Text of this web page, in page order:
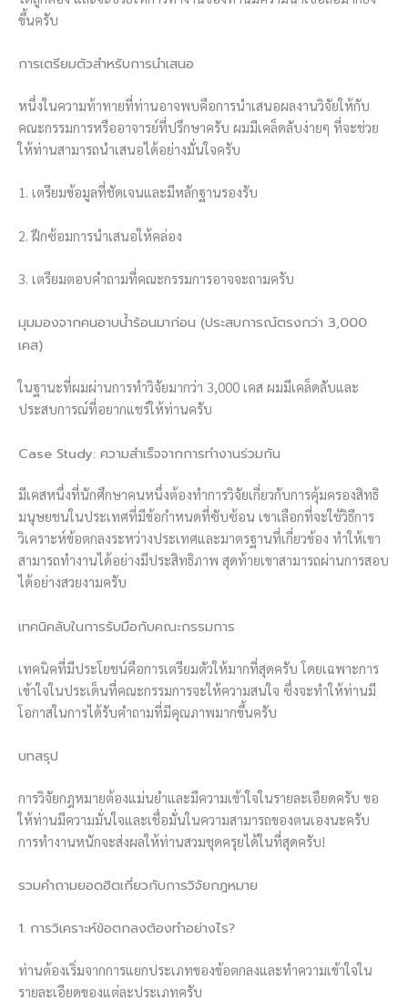
ขึ้นครับ
การเตรียมตัวสำหรับการนำเสนอ
หนึ่งในความท้าทายที่ท่านอาจพบคือการนำเสนอผลงานวิจัยให้กับ
คณะกรรมการหรืออาจารย์ที่ปรึกษาครับ ผมมีเคล็ดลับง่ายๆ ที่จะช่วย
ให้ท่านสามารถนำเสนอได้อย่างมั่นใจครับ
1. เตรียมข้อมูลที่ชัดเจนและมีหลักฐานรองรับ
2. ฝึกซ้อมการนำเสนอให้คล่อง
3. เตรียมตอบคำถามที่คณะกรรมการอาจจะถามครับ
มุมมองจากคนอาบน้ำร้อนมาก่อน (ประสบการณ์ตรงกว่า 3,000
เคส)
ในฐานะที่ผมผ่านการทำวิจัยมากว่า 3,000 เคส ผมมีเคล็ดลับและ
ประสบการณ์ที่อยากแชร์ให้ท่านครับ
Case Study: ความสำเร็จจากการทำงานร่วมกัน
มีเคสหนึ่งที่นักศึกษาคนหนึ่งต้องทำการวิจัยเกี่ยวกับการคุ้มครองสิทธิ
มนุษยชนในประเทศที่มีข้อกำหนดที่ซับซ้อน เขาเลือกที่จะใช้วิธีการ
วิเคราะห์ข้อตกลงระหว่างประเทศและมาตรฐานที่เกี่ยวข้อง ทำให้เขา
สามารถทำงานได้อย่างมีประสิทธิภาพ สุดท้ายเขาสามารถผ่านการสอบ
ได้อย่างสวยงามครับ
เทคนิคลับในการรับมือกับคณะกรรมการ
เทคนิคที่มีประโยชน์คือการเตรียมตัวให้มากที่สุดครับ โดยเฉพาะการ
เข้าใจในประเด็นที่คณะกรรมการจะให้ความสนใจ ซึ่งจะทำให้ท่านมี
โอกาสในการได้รับคำถามที่มีคุณภาพมากขึ้นครับ
บทสรุป
การวิจัยกฎหมายต้องแม่นยำและมีความเข้าใจในรายละเอียดครับ ขอ
ให้ท่านมีความมั่นใจและเชื่อมั่นในความสามารถของตนเองนะครับ
การทำงานหนักจะส่งผลให้ท่านสวมชุดครุยได้ในที่สุดครับ!
รวมคำถามยอดฮิตเกี่ยวกับการวิจัยกฎหมาย
1. การวิเคราะห์ข้อตกลงต้องทำอย่างไร?
ท่านต้องเริ่มจากการแยกประเภทของข้อตกลงและทำความเข้าใจใน
รายละเอียดของแต่ละประเภทครับ